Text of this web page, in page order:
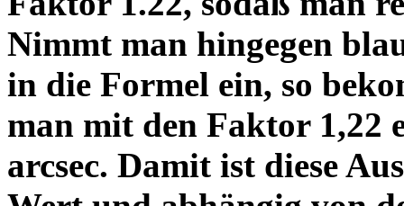
Nimmt man hingegen
in die Formel ein, so
man mit den Faktor 1,22
arcsec. Damit ist diese